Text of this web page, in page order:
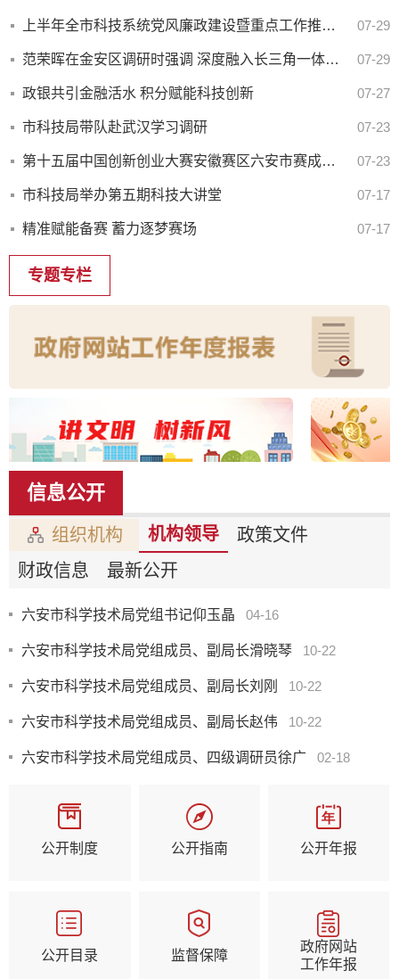
上半年全市科技系统党风廉政建设暨重点工作推进会召开 07-29
范荣晖在金安区调研时强调 深度融入长三角一体化发展 推动科技创新与产业创新深度融合 07-29
政银共引金融活水 积分赋能科技创新 07-27
市科技局带队赴武汉学习调研 07-23
第十五届中国创新创业大赛安徽赛区六安市赛成功举办 07-23
市科技局举办第五期科技大讲堂 07-17
精准赋能备赛 蓄力逐梦赛场 07-17
专题专栏
信息公开
组织机构 机构领导
政策文件
财政信息
最新公开
六安市科学技术局党组书记仰玉晶 04-16
六安市科学技术局党组成员、副局长滑晓琴 10-22
六安市科学技术局党组成员、副局长刘刚 10-22
六安市科学技术局党组成员、副局长赵伟 10-22
六安市科学技术局党组成员、四级调研员徐广 02-18
公开制度 公开指南 公开年报
公开目录 监督保障
政府网站
工作年报